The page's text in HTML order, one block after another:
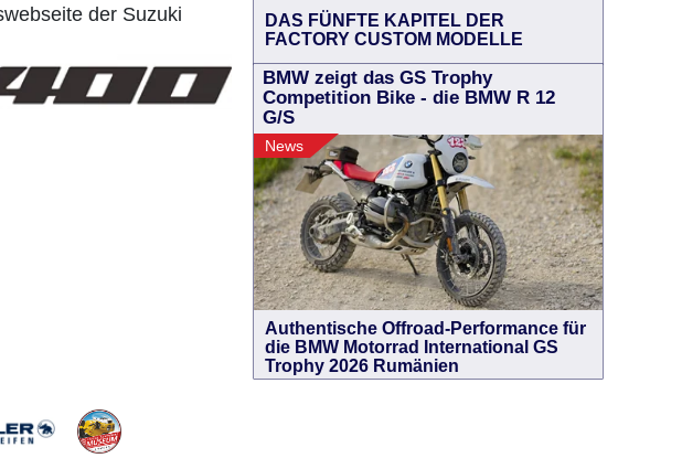
der Suzuki
DAS FÜNFTE KAPITEL DER
FACTORY CUSTOM MODELLE
BMW zeigt das GS Trophy
Competition Bike - die BMW R 12
G/S
News
Authentische Offroad-Performance für
die BMW Motorrad International GS
Trophy 2026 Rumänien